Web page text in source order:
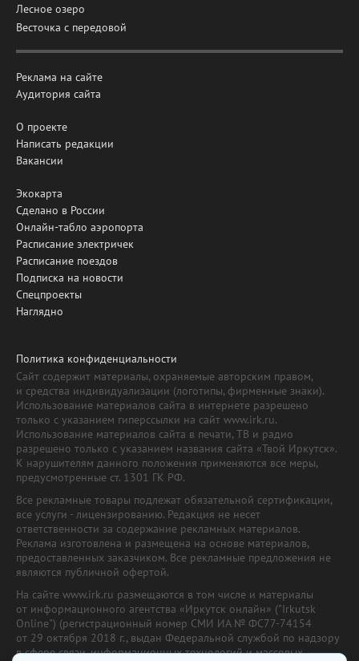
Лесное озеро
Весточка с передовой
Реклама на сайте
Аудитория сайта
О проекте
Написать редакции
Вакансии
Экокарта
Сделано в России
Онлайн-табло аэропорта
Расписание электричек
Расписание поездов
Подписка на новости
Спецпроекты
Наглядно
Политика конфиденциальности
Сайт содержит материалы, охраняемые авторским правом,
и средства индивидуализации (логотипы, фирменные знаки).
Использование материалов сайта в интернете разрешено
только с указанием гиперссылки на сайт www.irk.ru.
Использование материалов сайта в печати, ТВ и радио
разрешено только с указанием названия сайта «Твой Иркутск».
К нарушителям данного положения применяются все меры,
предусмотренные ст. 1301 ГК РФ.
Все рекламные товары подлежат обязательной сертификации,
все услуги - лицензированию. Редакция не несет
ответственности за содержание рекламных материалов.
Реклама изготовлена и размещена на основе материалов,
предоставленных заказчиком. Все рекламные предложения не
являются публичной офертой.
На сайте www.irk.ru размещаются в том числе и материалы
от информационного агентства «Иркутск онлайн» ("Irkutsk
Online") (регистрационный номер СМИ ИА № ФС77-74154
от 29 октября 2018 г., выдан Федеральной службой по надзору
в сфере связи, информационных технологий и массовых